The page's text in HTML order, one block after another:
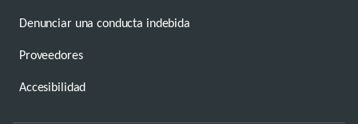
Denunciar una conducta indebida
Proveedores
Accesibilidad